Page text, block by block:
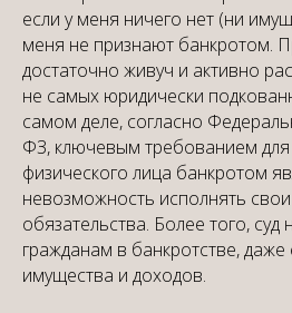
если у меня ничего нет (ни
меня не признают банкротом.
достаточно живуч и активно
не самых юридически
самом деле, согласно
ФЗ, ключевым требованием для
физического лица банкротом
невозможность исполнять
обязательства. Более того, суд
гражданам в банкротстве, даже
имущества и доходов.